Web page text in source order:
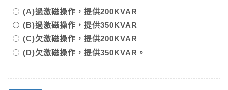
(A)過激磁操作，提供200KVAR
(B)過激磁操作，提供350KVAR
(C)欠激磁操作，提供200KVAR
(D)欠激磁操作，提供350KVAR。